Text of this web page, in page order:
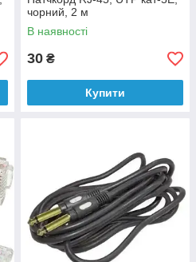
чорний, 2 м
В наявності
30 ₴
Купити